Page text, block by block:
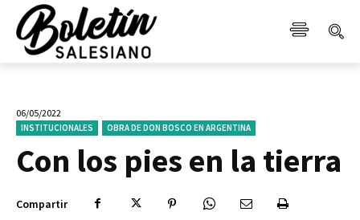
06/05/2022
INSTITUCIONALES OBRA DE DON BOSCO EN ARGENTINA
Con los pies en la tierra
Compartir